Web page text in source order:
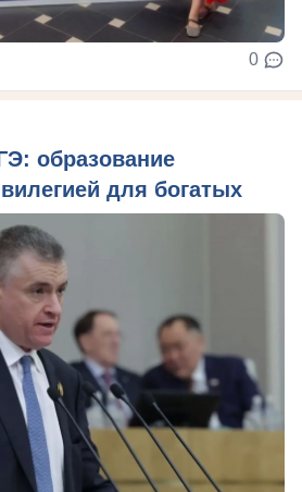
0
образование
для богатых